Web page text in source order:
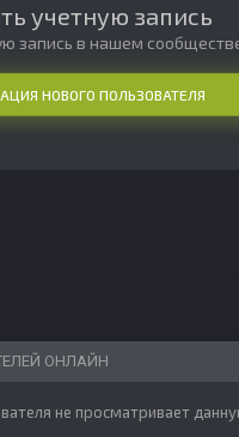
учетную запись
запись в нашем
НОВОГО ПОЛЬЗОВАТЕЛЯ
ОНЛАЙН
не просматривает